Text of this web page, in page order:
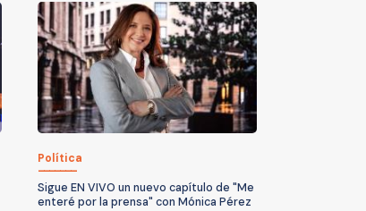
Política
Sigue EN VIVO un nuevo capítulo de "Me
enteré por la prensa" con Mónica Pérez